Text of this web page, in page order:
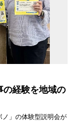
経験を地域の
」の体験型説明会が